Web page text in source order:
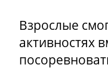
Взрослые
активностях